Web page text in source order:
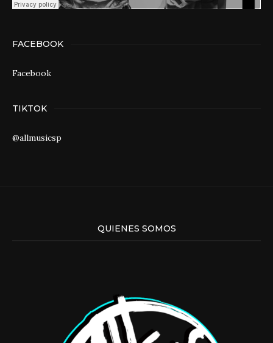
FACEBOOK
Facebook
TIKTOK
@allmusicsp
QUIENES SOMOS